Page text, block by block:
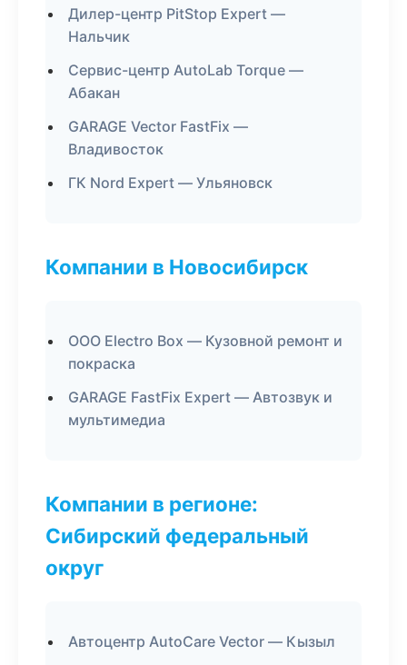
Дилер-центр PitStop Expert —
Нальчик
Сервис-центр AutoLab Torque —
Абакан
GARAGE Vector FastFix —
Владивосток
ГК Nord Expert — Ульяновск
Компании в Новосибирск
ООО Electro Box — Кузовной ремонт и
покраска
GARAGE FastFix Expert — Автозвук и
мультимедиа
Компании в регионе:
Сибирский федеральный
округ
Автоцентр AutoCare Vector — Кызыл